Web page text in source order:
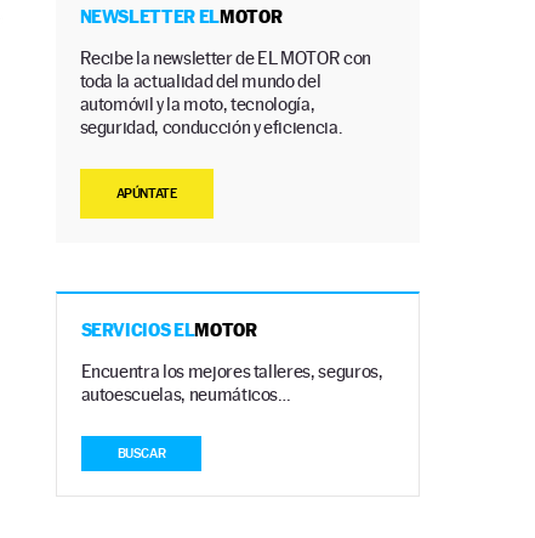
NEWSLETTER ELMOTOR
Recibe la newsletter de EL MOTOR con
toda la actualidad del mundo del
automóvil y la moto, tecnología,
seguridad, conducción y eficiencia.
APÚNTATE
SERVICIOS ELMOTOR
Encuentra los mejores talleres, seguros,
autoescuelas, neumáticos…
BUSCAR